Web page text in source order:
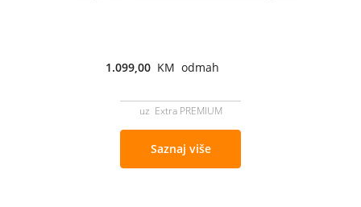
1.099,00 KM odmah
uz Extra PREMIUM
Saznaj više